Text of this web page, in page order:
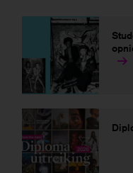
gegevens over u te
van de website
verbeteren.
Als je onderdelen
aanpassen.
Meer informatie